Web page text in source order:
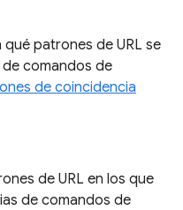
qué patrones de URL se
comandos de
de coincidencia
de URL en los que
de comandos de